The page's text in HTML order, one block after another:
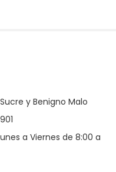
y Benigno Malo
a Viernes de 8:00 a